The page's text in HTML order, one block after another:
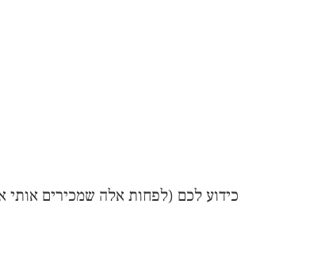
כידוע לכם (לפחות אלה שמכירים אותי